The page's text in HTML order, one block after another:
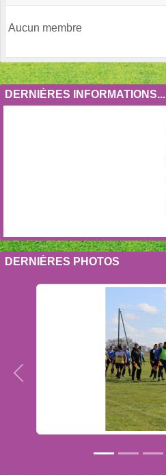
Aucun membre
DERNIÈRES INFORMATIONS...
DERNIÈRES PHOTOS
Précedent